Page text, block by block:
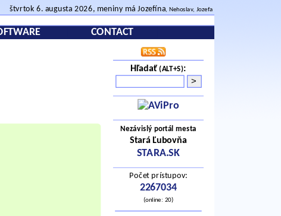
štvrtok 6. augusta 2026, meniny má Jozefína, Nehoslav, Jozefa
CONTACT
Hľadať(ALT+S):
Nezávislý portál mesta
Stará Ľubovňa
STARA.SK
Počet prístupov:
2267034
(online: 20)